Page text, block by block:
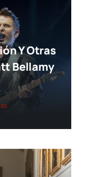
Y Otras
Bellamy